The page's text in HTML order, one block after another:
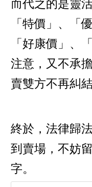
而代之的是靈
「特價」、「
「好康價」、
注意，又不承
賣雙方不再糾
終於，法律歸
到賣場，不妨
字。